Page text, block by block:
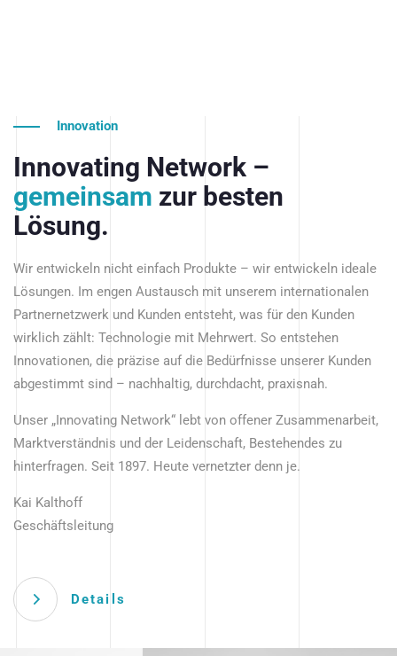
Innovation
Innovating Network –
gemeinsam zur besten
Lösung.
Wir entwickeln nicht einfach Produkte – wir entwickeln ideale
Lösungen. Im engen Austausch mit unserem internationalen
Partnernetzwerk und Kunden entsteht, was für den Kunden
wirklich zählt: Technologie mit Mehrwert. So entstehen
Innovationen, die präzise auf die Bedürfnisse unserer Kunden
abgestimmt sind – nachhaltig, durchdacht, praxisnah.
Unser „Innovating Network“ lebt von offener Zusammenarbeit,
Marktverständnis und der Leidenschaft, Bestehendes zu
hinterfragen. Seit 1897. Heute vernetzter denn je.
Kai Kalthoff
Geschäftsleitung
Details